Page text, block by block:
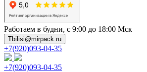
Работаем в будни, с 9:00 до 18:00 Мск
Tbilisi@mirpack.ru
+7(920)093-04-35
+7(920)093-04-35